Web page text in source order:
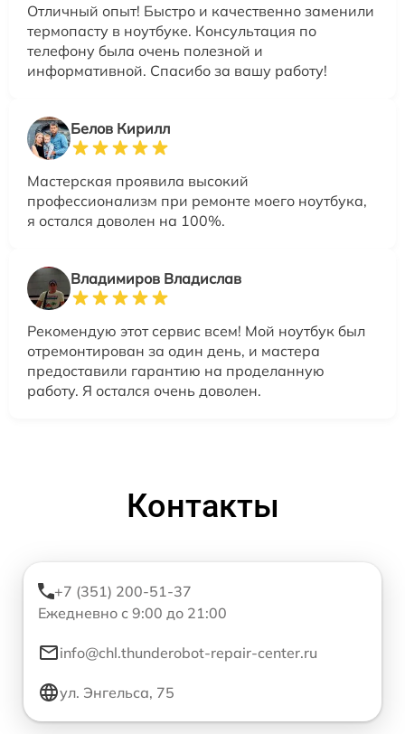
Отличный опыт! Быстро и качественно заменили
термопасту в ноутбуке. Консультация по
телефону была очень полезной и
информативной. Спасибо за вашу работу!
Белов Кирилл
Мастерская проявила высокий
профессионализм при ремонте моего ноутбука,
я остался доволен на 100%.
Владимиров Владислав
Рекомендую этот сервис всем! Мой ноутбук был
отремонтирован за один день, и мастера
предоставили гарантию на проделанную
работу. Я остался очень доволен.
Контакты
+7 (351) 200-51-37
Ежедневно с 9:00 до 21:00
info@chl.thunderobot-repair-center.ru
ул. Энгельса, 75